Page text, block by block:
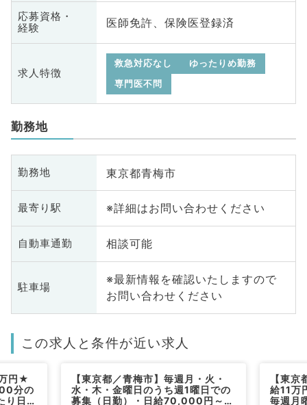
応募資格・
経験
医師免許、保険医登録済
求人特徴
救急対応なし
ゆったりめ勤務
専門医不問
勤務地
勤務地 東京都青梅市
最寄り駅 ※詳細はお問い合わせください
自動車通勤 相談可能
駐車場
※最新情報を確認いたしますので
お問い合わせください
この求人と条件が近い求人
円★
分の
り日当
【東京都／青梅市】毎週月・火・
水・木・金曜日のうち週1曜日での
募集（日勤）・日給70,000円～／
【東
給11万
毎週月